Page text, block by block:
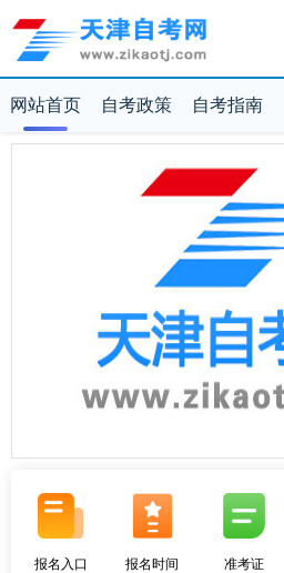
网站首页 自考政策 自考指南
报名入口 报名时间 准考证